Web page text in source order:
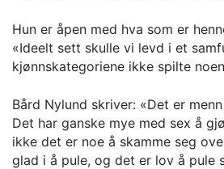
Hun er åpen med hva som er
«Ideelt sett skulle vi levd i et
kjønnskategoriene ikke spilte
Bård Nylund skriver: «Det er
Det har ganske mye med sex å
ikke det er noe å skamme seg
glad i å pule, og det er lov å pule